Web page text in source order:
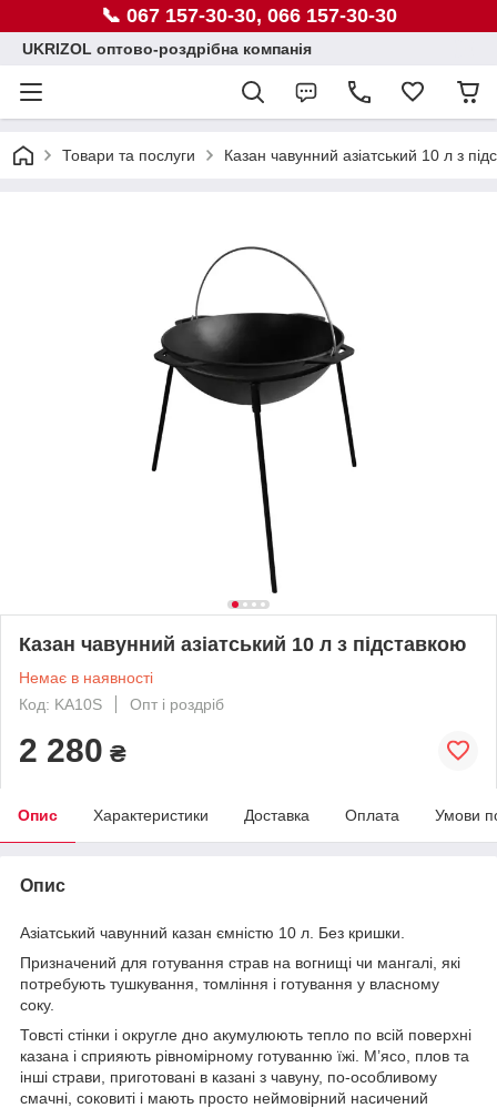
📞 067 157-30-30, 066 157-30-30
UKRIZOL оптово-роздрібна компанія
Товари та послуги Казан чавунний азіатський 10 л з
Казан чавунний азіатський 10 л з підставкою
Немає в наявності
Код: KA10S
Опт і роздріб
2 280 ₴
Опис Характеристики Доставка Оплата Умови
Опис
Азіатський чавунний казан ємністю 10 л. Без кришки.
Призначений для готування страв на вогнищі чи мангалі, які
потребують тушкування, томління і готування у власному
соку.
Товсті стінки і округле дно акумулюють тепло по всій поверхні
казана і сприяють рівномірному готуванню їжі. М’ясо, плов та
інші страви, приготовані в казані з чавуну, по-особливому
смачні, соковиті і мають просто неймовірний насичений